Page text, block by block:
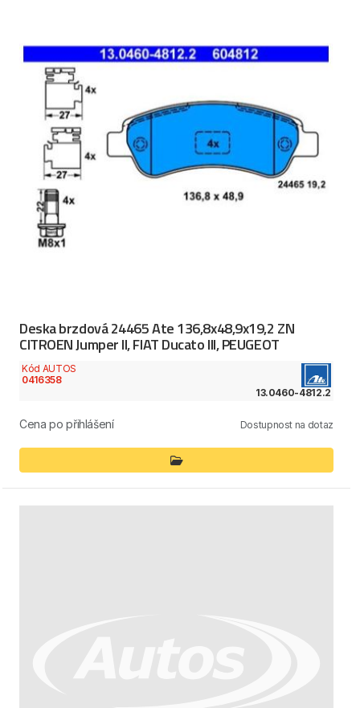
Deska brzdová 24465 Ate 136,8x48,9x19,2 ZN
CITROEN Jumper II, FIAT Ducato III, PEUGEOT
Kód AUTOS
0416358
13.0460-4812.2
Cena po přihlášení Dostupnost na dotaz